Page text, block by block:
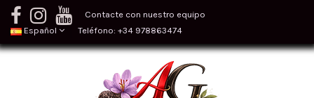
Contacte con nuestro equipo
Español
Teléfono: +34 978863474